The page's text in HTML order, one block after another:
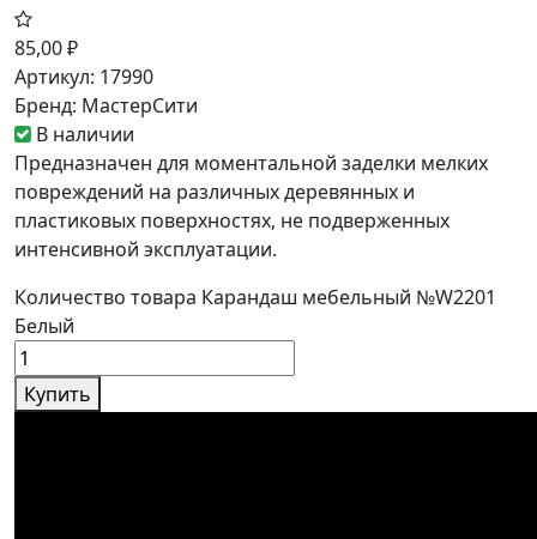
85,00₽
Артикул: 17990
Бренд: МастерСити
В наличии
Предназначен для моментальной заделки мелких
повреждений на различных деревянных и
пластиковых поверхностях, не подверженных
интенсивной эксплуатации.
Количество товара Карандаш мебельный №W2201
Белый
Купить